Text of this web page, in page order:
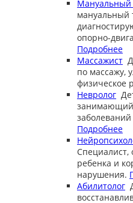
Мануальный
мануальный
опорно-
Подробнее
Массажист
по массажу,
физическое
Невролог
Подробнее
ребенка и
нарушения.
Абилитолог